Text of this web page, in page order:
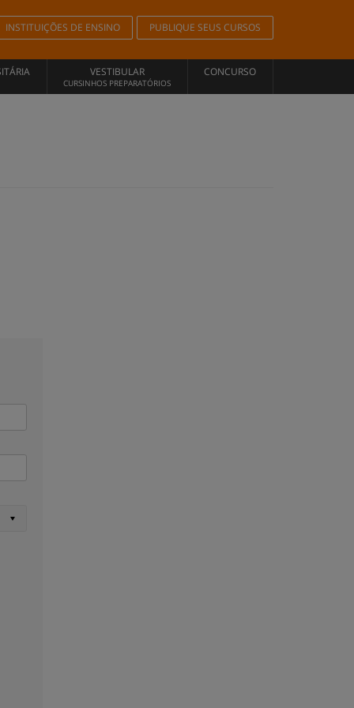
INSTITUIÇÕES DE ENSINO PUBLIQUE SEUS CURSOS
VESTIBULAR
CURSINHOS PREPARATÓRIOS
CONCURSO